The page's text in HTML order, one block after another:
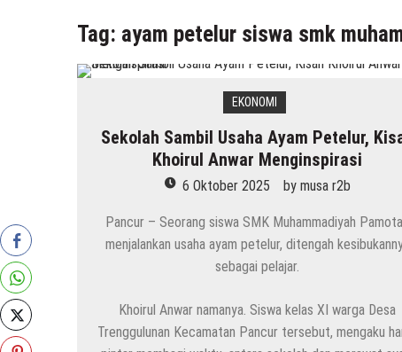
Tag: ayam petelur siswa smk
EKONOMI
Sekolah Sambil Usaha Ayam Petelur,
Khoirul Anwar Menginspirasi
6 Oktober 2025 by musa r2b
Pancur – Seorang siswa SMK Muhammadiyah
menjalankan usaha ayam petelur, ditengah
sebagai pelajar.
Khoirul Anwar namanya. Siswa kelas XI warga Desa
Trenggulunan Kecamatan Pancur tersebut, mengaku